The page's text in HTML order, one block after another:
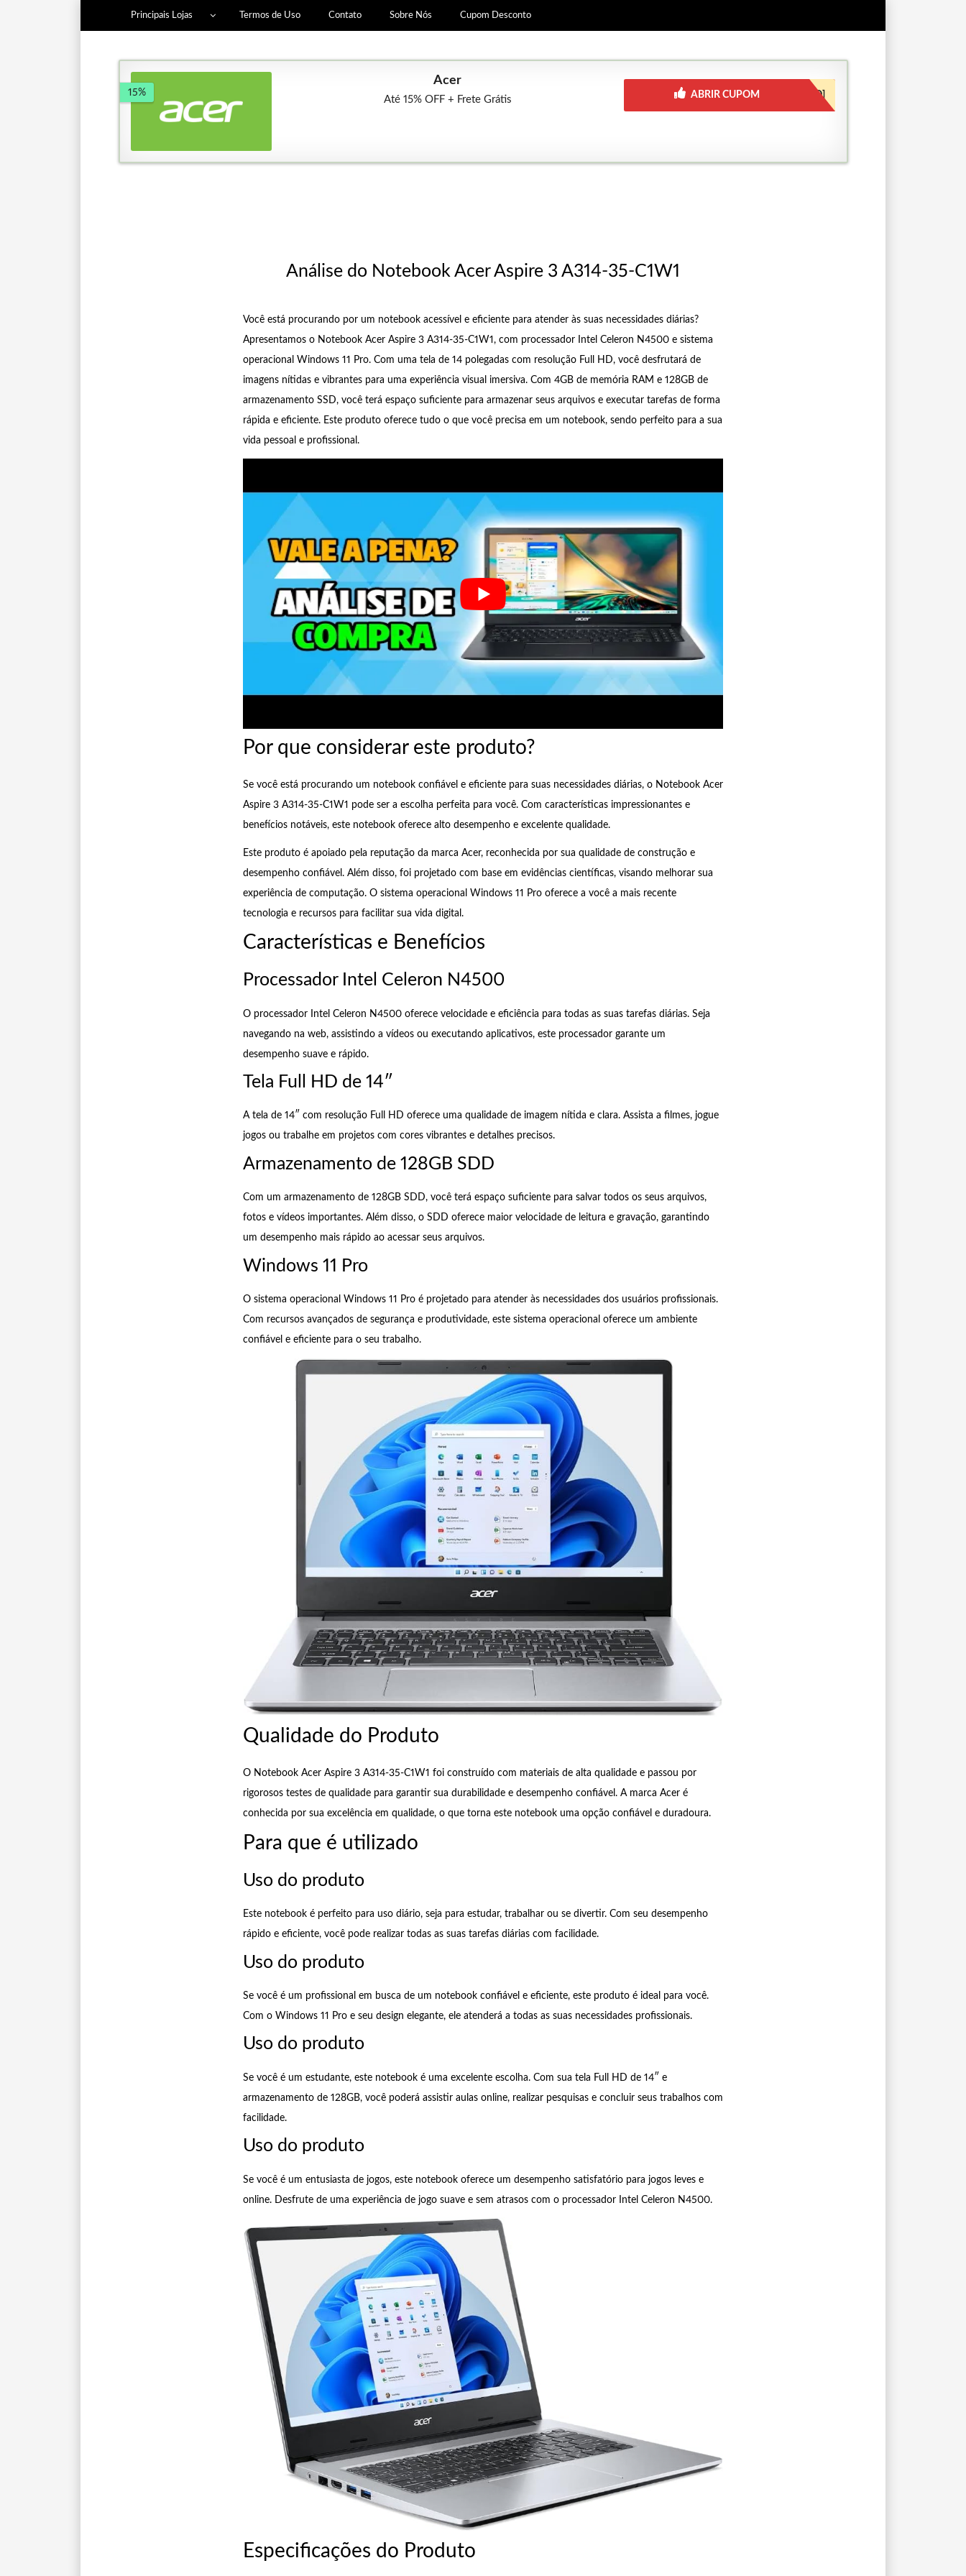
Principais Lojas Termos de Uso Contato Sobre Nós Cupom Desconto
15%
Acer
Até 15% OFF + Frete Grátis [JÁ INCLUSO]
ABRIR CUPOM
Análise do Notebook Acer Aspire 3 A314-35-C1W1
Você está procurando por um notebook acessível e eficiente para atender às suas necessidades diárias?
Apresentamos o Notebook Acer Aspire 3 A314-35-C1W1, com processador Intel Celeron N4500 e sistema
operacional Windows 11 Pro. Com uma tela de 14 polegadas com resolução Full HD, você desfrutará de
imagens nítidas e vibrantes para uma experiência visual imersiva. Com 4GB de memória RAM e 128GB de
armazenamento SSD, você terá espaço suficiente para armazenar seus arquivos e executar tarefas de forma
rápida e eficiente. Este produto oferece tudo o que você precisa em um notebook, sendo perfeito para a sua
vida pessoal e profissional.
Por que considerar este produto?
Se você está procurando um notebook confiável e eficiente para suas necessidades diárias, o Notebook Acer
Aspire 3 A314-35-C1W1 pode ser a escolha perfeita para você. Com características impressionantes e
benefícios notáveis, este notebook oferece alto desempenho e excelente qualidade.
Este produto é apoiado pela reputação da marca Acer, reconhecida por sua qualidade de construção e
desempenho confiável. Além disso, foi projetado com base em evidências científicas, visando melhorar sua
experiência de computação. O sistema operacional Windows 11 Pro oferece a você a mais recente
tecnologia e recursos para facilitar sua vida digital.
Características e Benefícios
Processador Intel Celeron N4500
O processador Intel Celeron N4500 oferece velocidade e eficiência para todas as suas tarefas diárias. Seja
navegando na web, assistindo a vídeos ou executando aplicativos, este processador garante um
desempenho suave e rápido.
Tela Full HD de 14″
A tela de 14″ com resolução Full HD oferece uma qualidade de imagem nítida e clara. Assista a filmes, jogue
jogos ou trabalhe em projetos com cores vibrantes e detalhes precisos.
Armazenamento de 128GB SDD
Com um armazenamento de 128GB SDD, você terá espaço suficiente para salvar todos os seus arquivos,
fotos e vídeos importantes. Além disso, o SDD oferece maior velocidade de leitura e gravação, garantindo
um desempenho mais rápido ao acessar seus arquivos.
Windows 11 Pro
O sistema operacional Windows 11 Pro é projetado para atender às necessidades dos usuários profissionais.
Com recursos avançados de segurança e produtividade, este sistema operacional oferece um ambiente
confiável e eficiente para o seu trabalho.
Qualidade do Produto
O Notebook Acer Aspire 3 A314-35-C1W1 foi construído com materiais de alta qualidade e passou por
rigorosos testes de qualidade para garantir sua durabilidade e desempenho confiável. A marca Acer é
conhecida por sua excelência em qualidade, o que torna este notebook uma opção confiável e duradoura.
Para que é utilizado
Uso do produto
Este notebook é perfeito para uso diário, seja para estudar, trabalhar ou se divertir. Com seu desempenho
rápido e eficiente, você pode realizar todas as suas tarefas diárias com facilidade.
Uso do produto
Se você é um profissional em busca de um notebook confiável e eficiente, este produto é ideal para você.
Com o Windows 11 Pro e seu design elegante, ele atenderá a todas as suas necessidades profissionais.
Uso do produto
Se você é um estudante, este notebook é uma excelente escolha. Com sua tela Full HD de 14″ e
armazenamento de 128GB, você poderá assistir aulas online, realizar pesquisas e concluir seus trabalhos com
facilidade.
Uso do produto
Se você é um entusiasta de jogos, este notebook oferece um desempenho satisfatório para jogos leves e
online. Desfrute de uma experiência de jogo suave e sem atrasos com o processador Intel Celeron N4500.
Especificações do Produto